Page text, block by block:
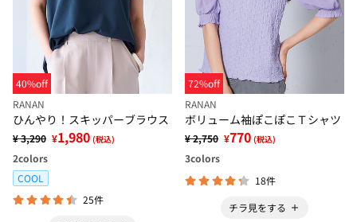
40%off
RANAN
ひんやり！スキッパーブラウス
¥ 3,290 ¥1,980 (税込)
2colors
COOL
25件
72%off
RANAN
ボリューム袖ぽこぽこＴシャツ
¥ 2,750 ¥770 (税込)
3colors
18件
チラ見をする